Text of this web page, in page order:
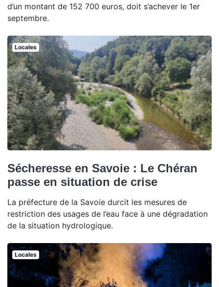
d’un montant de 152 700 euros, doit s’achever le 1er
septembre.
Locales
Sécheresse en Savoie : Le Chéran
passe en situation de crise
La préfecture de la Savoie durcit les mesures de
restriction des usages de l’eau face à une dégradation
de la situation hydrologique.
Locales